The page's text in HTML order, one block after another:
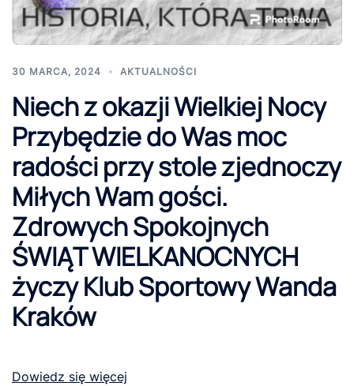
30 MARCA, 2024 AKTUALNOŚCI
Niech z okazji Wielkiej Nocy
Przybędzie do Was moc
radości przy stole zjednoczy
Miłych Wam gości.
Zdrowych Spokojnych
ŚWIĄT WIELKANOCNYCH
życzy Klub Sportowy Wanda
Kraków
Dowiedz się więcej